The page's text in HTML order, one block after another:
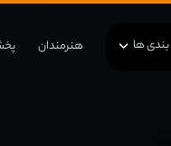
ها هنرمندان